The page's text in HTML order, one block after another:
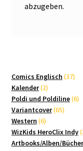
abzugeben.
Comics Englisch 3737
Kalender 22
Produkte
Poldi und Poldiline 66
Variantcover 6565
Western 66
Produkte
WizKids HeroClix Indy
Artbooks/Alben/Bücher